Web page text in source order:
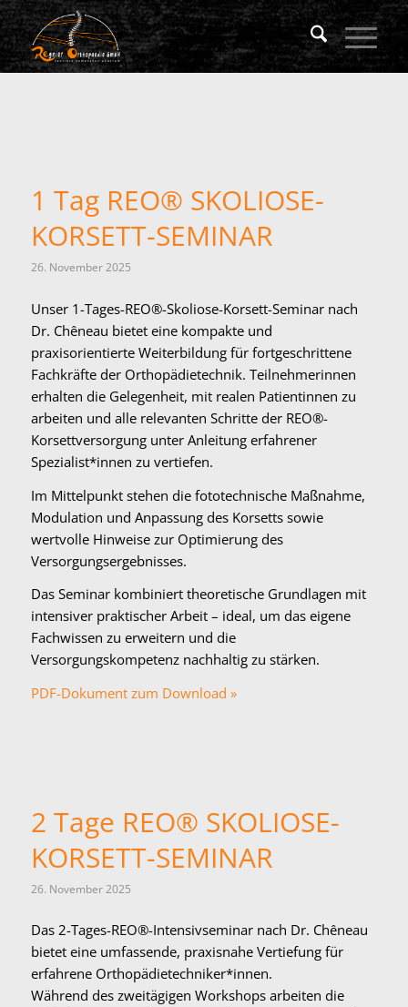
1 Tag REO® SKOLIOSE-
KORSETT-SEMINAR
26. November 2025
Unser 1-Tages-REO®-Skoliose-Korsett-Seminar nach
Dr. Chêneau bietet eine kompakte und
praxisorientierte Weiterbildung für fortgeschrittene
Fachkräfte der Orthopädietechnik. Teilnehmerinnen
erhalten die Gelegenheit, mit realen Patientinnen zu
arbeiten und alle relevanten Schritte der REO®-
Korsettversorgung unter Anleitung erfahrener
Spezialist*innen zu vertiefen.
Im Mittelpunkt stehen die fototechnische Maßnahme,
Modulation und Anpassung des Korsetts sowie
wertvolle Hinweise zur Optimierung des
Versorgungsergebnisses.
Das Seminar kombiniert theoretische Grundlagen mit
intensiver praktischer Arbeit – ideal, um das eigene
Fachwissen zu erweitern und die
Versorgungskompetenz nachhaltig zu stärken.
PDF-Dokument zum Download »
2 Tage REO® SKOLIOSE-
KORSETT-SEMINAR
26. November 2025
Das 2-Tages-REO®-Intensivseminar nach Dr. Chêneau
bietet eine umfassende, praxisnahe Vertiefung für
erfahrene Orthopädietechniker*innen.
Während des zweitägigen Workshops arbeiten die